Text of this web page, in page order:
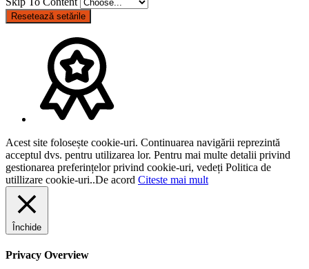
Resetează setările
Acest site folosește cookie-uri. Continuarea navigării reprezintă
acceptul dvs. pentru utilizarea lor. Pentru mai multe detalii privind
gestionarea preferințelor privind cookie-uri, vedeți Politica de
utillizare cookie-uri..De acord Citeste mai mult
Închide
Privacy Overview